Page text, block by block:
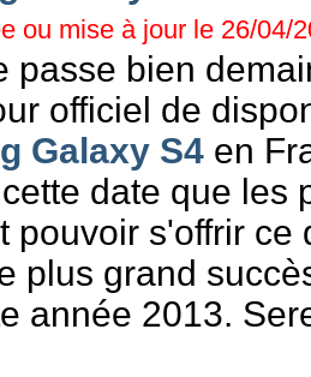
ou mise à jour le 26/04/
passe bien
officiel de
Galaxy S4en
date que les
pouvoir s'offrir ce
plus grand
année 2013.